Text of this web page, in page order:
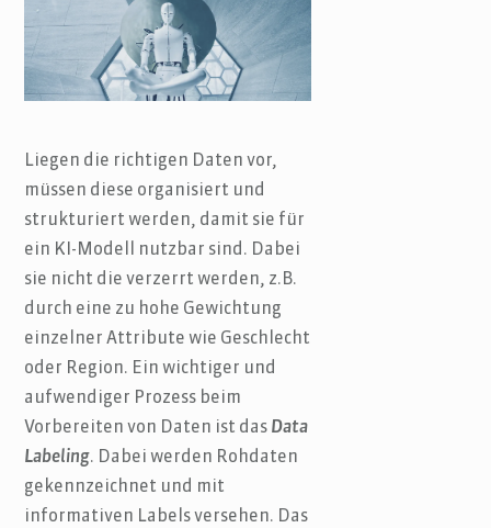
Liegen die richtigen Daten vor,
müssen diese organisiert und
strukturiert werden, damit sie für
ein KI-Modell nutzbar sind. Dabei
sie nicht die verzerrt werden, z.B.
durch eine zu hohe Gewichtung
einzelner Attribute wie Geschlecht
oder Region. Ein wichtiger und
aufwendiger Prozess beim
Vorbereiten von Daten ist das Data
Labeling. Dabei werden Rohdaten
gekennzeichnet und mit
informativen Labels versehen. Das